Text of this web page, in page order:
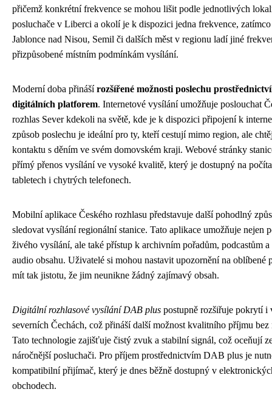
přičemž konkrétní frekvence se mohou lišit podle jednotlivých
posluchače v Liberci a okolí je k dispozici jedna frekvence,
Jablonce nad Nisou, Semil či dalších měst v regionu ladí jiné
přizpůsobené místním podmínkám vysílání.
Moderní doba přinášírozšířené možnosti poslechu
digitálních platforem. Internetové vysílání umožňuje poslouchat
rozhlas Sever kdekoli na světě, kde je k dispozici připojení k
způsob poslechu je ideální pro ty, kteří cestují mimo region, ale
kontaktu s děním ve svém domovském kraji. Webové stránky
přímý přenos vysílání ve vysoké kvalitě, který je dostupný na
tabletech i chytrých telefonech.
Mobilní aplikace Českého rozhlasu představuje další pohodlný
sledovat vysílání regionální stanice. Tato aplikace umožňuje nejen
živého vysílání, ale také přístup k archivním pořadům, podcastům a
audio obsahu. Uživatelé si mohou nastavit upozornění na oblíbené
mít tak jistotu, že jim neunikne žádný zajímavý obsah.
Digitální rozhlasové vysílání DAB plus postupně rozšiřuje pokrytí i
severních Čechách, což přináší další možnost kvalitního příjmu bez
Tato technologie zajišťuje čistý zvuk a stabilní signál, což oceňují
náročnější posluchači. Pro příjem prostřednictvím DAB plus je
kompatibilní přijímač, který je dnes běžně dostupný v
obchodech.